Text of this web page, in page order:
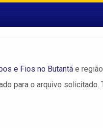
e Fios no Butantã e
para o arquivo solicitado.